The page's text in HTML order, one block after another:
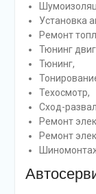
Установка
Ремонт
Тюнинг
Тюнинг,
Техосмотр,
Сход-
Ремонт
Ремонт